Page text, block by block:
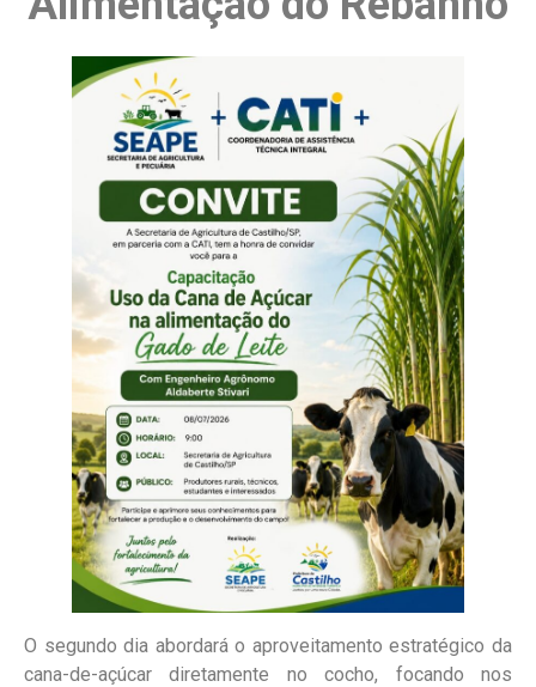
O segundo dia abordará o aproveitamento estratégico da
cana-de-açúcar diretamente no cocho, focando nos